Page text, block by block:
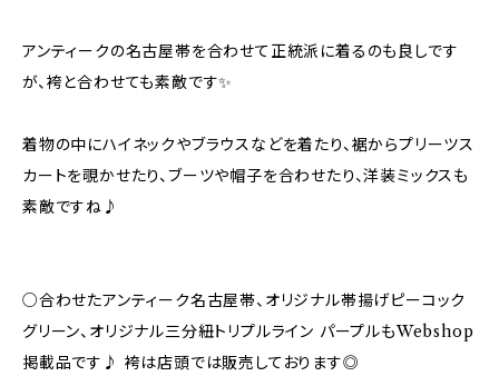
アンティークの名古屋帯を合わせて正統派に着るのも良しです
が、袴と合わせても素敵です✨️
着物の中にハイネックやブラウスなどを着たり、裾からプリーツス
カートを覗かせたり、ブーツや帽子を合わせたり、洋装ミックスも
素敵ですね♪
○合わせたアンティーク名古屋帯、オリジナル帯揚げピーコック
グリーン、オリジナル三分紐トリプルライン パープルもWebshop
掲載品です♪ 袴は店頭では販売しております◎